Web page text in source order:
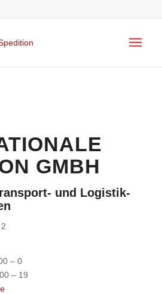
GMBH
und Logistik-
– 0
– 19